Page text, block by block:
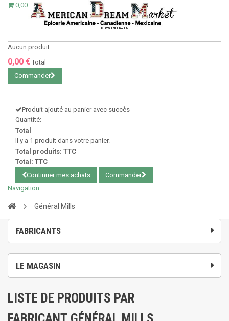
0,00 €
PANIER
Aucun produit
0,00 € Total
Commander
Produit ajouté au panier avec succès
Quantité:
Total
Il y a 1 produit dans votre panier.
Total produits: TTC
Total: TTC
Continuer mes achats
Commander
Navigation
Général Mills
FABRICANTS
LE MAGASIN
LISTE DE PRODUITS PAR